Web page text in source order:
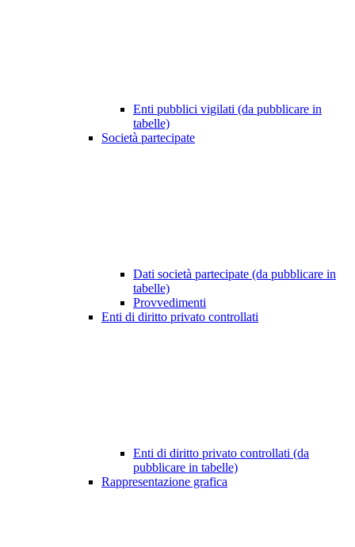
Enti pubblici vigilati (da pubblicare in
tabelle)
Società partecipate
Dati società partecipate (da pubblicare in
tabelle)
Provvedimenti
Enti di diritto privato controllati
Enti di diritto privato controllati (da
pubblicare in tabelle)
Rappresentazione grafica